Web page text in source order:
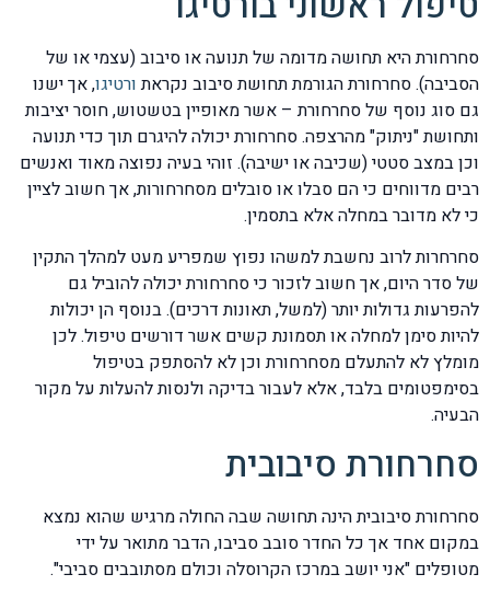
סחרחורת היא תחושה מדומה של תנועה או סיבוב (עצמי או של
הסביבה). סחרחורת הגורמת תחושת סיבוב נקראתורטיגו, אך ישנו
גם סוג נוסף של סחרחורת – אשר מאופיין בטשטוש, חוסר יציבות
ותחושת "ניתוק" מהרצפה. סחרחורת יכולה להיגרם תוך כדי תנועה
וכן במצב סטטי (שכיבה או ישיבה). זוהי בעיה נפוצה מאוד ואנשים
רבים מדווחים כי הם סבלו או סובלים מסחרחורות, אך חשוב לציין
כי לא מדובר במחלה אלא בתסמין.
סחרחרות לרוב נחשבת למשהו נפוץ שמפריע מעט למהלך התקין
של סדר היום, אך חשוב לזכור כי סחרחורת יכולה להוביל גם
להפרעות גדולות יותר (למשל, תאונות דרכים). בנוסף הן יכולות
להיות סימן למחלה או תסמונת קשים אשר דורשים טיפול. לכן
מומלץ לא להתעלם מסחרחורת וכן לא להסתפק בטיפול
בסימפטומים בלבד, אלא לעבור בדיקה ולנסות להעלות על מקור
הבעיה.
סחרחורת סיבובית
סחרחורת סיבובית הינה תחושה שבה החולה מרגיש שהוא נמצא
במקום אחד אך כל החדר סובב סביבו, הדבר מתואר על ידי
מטופלים "אני יושב במרכז הקרוסלה וכולם מסתובבים סביבי".